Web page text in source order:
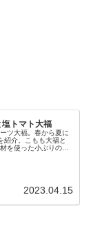
トマト大福
ツ大福。春から夏に
紹介。こもも大福と
を使った小ぶりの大
2023.04.15